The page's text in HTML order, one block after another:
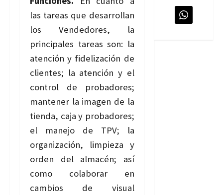
las tareas que desarrollan
los Vendedores, la
principales tareas son: la
atención y fidelización de
clientes; la atención y el
control de probadores;
mantener la imagen de la
tienda, caja y probadores;
el manejo de TPV; la
organización, limpieza y
orden del almacén; así
como colaborar en
cambios de visual